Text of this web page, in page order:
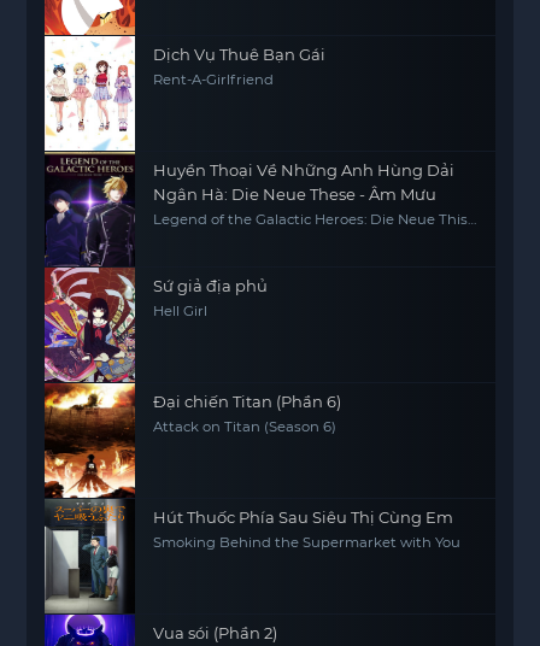
Dịch Vụ Thuê Bạn Gái
Rent-A-Girlfriend
Huyền Thoại Về Những Anh Hùng Dải
Ngân Hà: Die Neue These - Âm Mưu
Legend of the Galactic Heroes: Die Neue This
Sứ giả địa phủ
Hell Girl
Đại chiến Titan (Phần 6)
Attack on Titan (Season 6)
Hút Thuốc Phía Sau Siêu Thị Cùng Em
Smoking Behind the Supermarket with You
Vua sói (Phần 2)